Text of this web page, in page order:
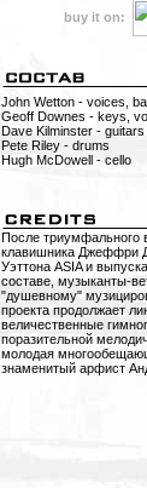
buy it on:
John Wetton - voices,
Geoff Downes - keys,
Dave Kilminster - guitars
Pete Riley - drums
Hugh McDowell - cello
После триумфального
клавишника Джеффри
Уэттона ASIA и
составе, музыканты-
"душевному"
проекта продолжает
величественные
поразительной
молодая
знаменитый арфист